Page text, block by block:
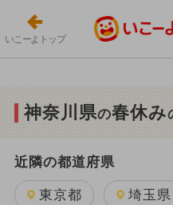
いこーよトップ
神奈川県の春休み
近隣の都道府県
東京都 埼玉県